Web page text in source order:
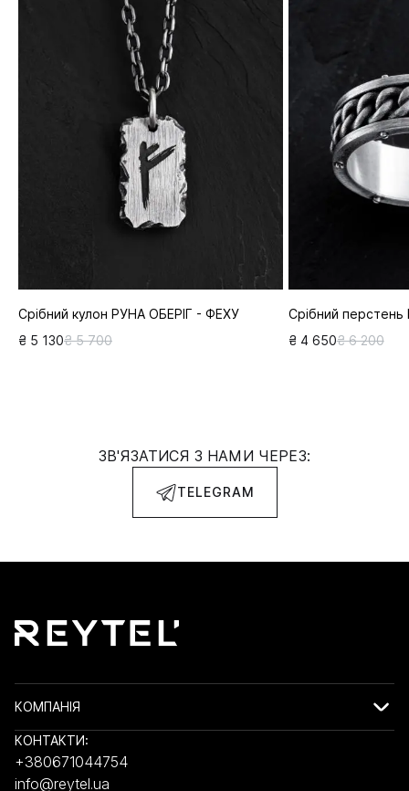
Срібний кулон РУНА ОБЕРІГ - ФЕХУ
₴ 5 130₴ 5 700
Срібний перстень
₴ 4 650₴ 6 200
ЗВ'ЯЗАТИСЯ З НАМИ ЧЕРЕЗ:
TELEGRAM
КОМПАНІЯ
КОНТАКТИ:
+380671044754
info@reytel.ua